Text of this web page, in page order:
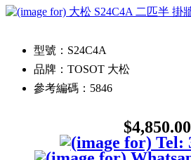
型號：S24C4A
品牌：TOSOT 大松
參考編碼：5846
$4,850.00